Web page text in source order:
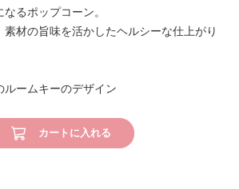
るポップコーン。
材の旨味を活かしたヘルシーな仕上がり
ルームキーのデザイン
カートに入れる